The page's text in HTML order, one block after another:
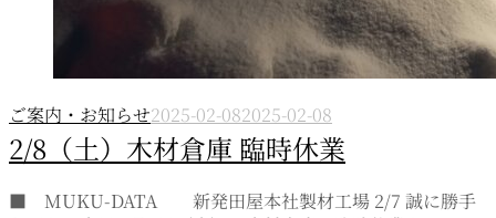
ご案内・お知らせ2025-02-082025-02-08
2/8（土）木材倉庫 臨時休業
■ MUKU-DATA 新発田屋本社製材工場 2/7 誠に勝手